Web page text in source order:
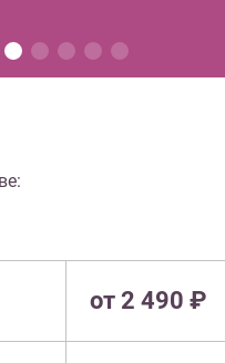
от 2 490 ₽